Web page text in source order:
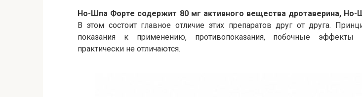
Но-Шпа Форте содержит 80 мг активного вещества дротаверина,
В этом состоит главное отличие этих препаратов друг от друга.
показания к применению, противопоказания, побочные эффекты
практически не отличаются.